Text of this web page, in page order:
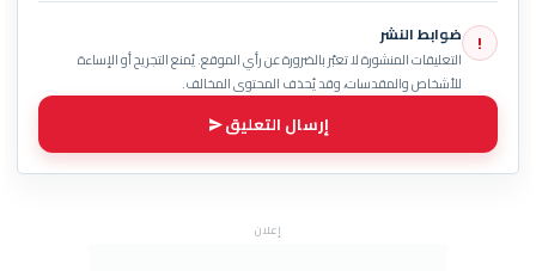
! ضوابط النشر
التعليقات المنشورة لا تعبّر بالضرورة عن رأي الموقع. يُمنع التجريح أو الإساءة
للأشخاص والمقدسات، وقد يُحذف المحتوى المخالف.
إرسال التعليق
إعلان